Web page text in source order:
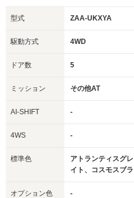
型式 ZAA-UKXYA
駆動方式 4WD
ドア数 5
ミッション その他AT
AI-SHIFT -
4WS -
標準色
アトランティスグ
イト、コスモスブ
オプション色 -